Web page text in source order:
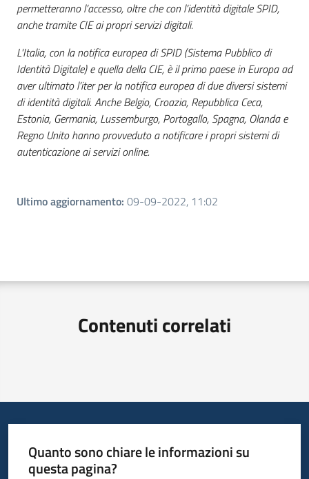
permetteranno l’accesso, oltre che con l’identità digitale SPID,
anche tramite CIE ai propri servizi digitali.
L'Italia, con la notifica europea di SPID (Sistema Pubblico di
Identità Digitale) e quella della CIE, è il primo paese in Europa ad
aver ultimato l’iter per la notifica europea di due diversi sistemi
di identità digitali. Anche Belgio, Croazia, Repubblica Ceca,
Estonia, Germania, Lussemburgo, Portogallo, Spagna, Olanda e
Regno Unito hanno provveduto a notificare i propri sistemi di
autenticazione ai servizi online.
Ultimo aggiornamento: 09-09-2022, 11:02
Contenuti correlati
Quanto sono chiare le informazioni su
questa pagina?